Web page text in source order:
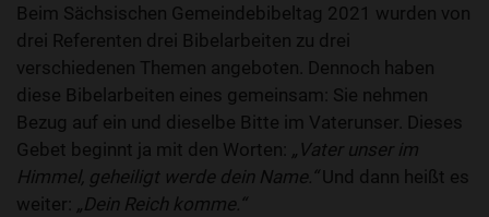
Beim Sächsischen Gemeindebibeltag 2021 wurden von
drei Referenten drei Bibelarbeiten zu drei
verschiedenen Themen angeboten. Dennoch haben
diese Bibelarbeiten eines gemeinsam: Sie nehmen
Bezug auf ein und dieselbe Bitte im Vaterunser. Dieses
Gebet beginnt ja mit den Worten: „Vater unser im
Himmel, geheiligt werde dein Name.“ Und dann heißt es
weiter: „Dein Reich komme.“